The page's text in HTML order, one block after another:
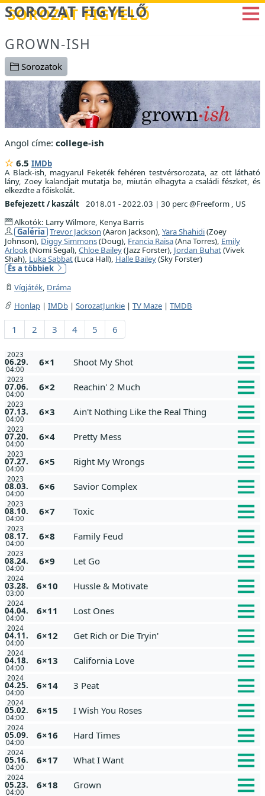
Betöltés...
SOROZAT FIGYELŐ
GROWN-ISH
Sorozatok
Angol címe: college-ish
6.5 IMDb
A Black-ish, magyarul Feketék fehéren testvérsorozata, az ott látható
lány, Zoey kalandjait mutatja be, miután elhagyta a családi fészket, és
elkezdte a főiskolát.
Befejezett / kaszált
2018.01 - 2022.03 | 30 perc @Freeform , US
Alkotók: Larry Wilmore, Kenya Barris
Galéria Trevor Jackson (Aaron Jackson), Yara Shahidi(Zoey
Johnson), Diggy Simmons(Doug), Francia Raisa(Ana Torres), Emily
Arlook(Nomi Segal), Chloe Bailey(Jazz Forster), Jordan Buhat(Vivek
Shah), Luka Sabbat(Luca Hall), Halle Bailey(Sky Forster)
És a többiek
Vígjáték, Dráma
Honlap | IMDb | SorozatJunkie | TV Maze | TMDB
1 2 3 4 5 6
2023
06.29.
04:00
6×1 Shoot My Shot
2023
07.06.
04:00
6×2 Reachin' 2 Much
2023
07.13.
04:00
6×3 Ain't Nothing Like the Real Thing
2023
07.20.
04:00
6×4 Pretty Mess
2023
07.27.
04:00
6×5 Right My Wrongs
2023
08.03.
04:00
6×6 Savior Complex
2023
08.10.
04:00
6×7 Toxic
2023
08.17.
04:00
6×8 Family Feud
2023
08.24.
04:00
6×9 Let Go
2024
03.28.
03:00
6×10 Hussle & Motivate
2024
04.04.
04:00
6×11 Lost Ones
2024
04.11.
04:00
6×12 Get Rich or Die Tryin'
2024
04.18.
04:00
6×13 California Love
2024
04.25.
04:00
6×14 3 Peat
2024
05.02.
04:00
6×15 I Wish You Roses
2024
05.09.
04:00
6×16 Hard Times
2024
05.16.
04:00
6×17 What I Want
2024
05.23.
04:00
6×18 Grown